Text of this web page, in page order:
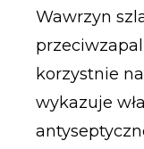
Wawrzyn
korzystnie
wykazuje